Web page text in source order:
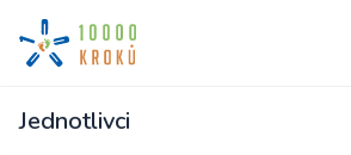
Jednotlivci